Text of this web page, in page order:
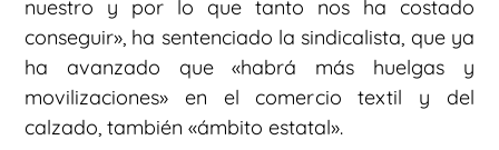
nuestro y por lo que tanto nos ha costado
conseguir», ha sentenciado la sindicalista, que ya
ha avanzado que «habrá más huelgas y
movilizaciones» en el comercio textil y del
calzado, también «ámbito estatal».